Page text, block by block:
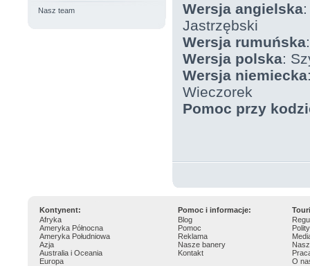
Nasz team
Wersja angielska
Jastrzębski
Wersja rumuńska
Wersja polska:
Wersja niemiecka
Wieczorek
Pomoc przy
Kontynent: Pomoc i informacje:
Afryka
Ameryka Północna
Ameryka Południowa
Azja
Australia i Oceania
Europa
Blog
Pomoc
Reklama
Nasze banery
Kontakt
O